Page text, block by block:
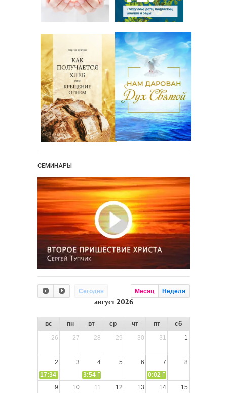
Проповедь-Видео
Семинар "Второе
Пришествие ИХ"
Семинары Для Лидеров/
Служителей
Слово Из Слова
Служение
Цитата
СЕМИНАРЫ
Сегодня Месяц Неделя
август 2026
вс пн вт ср чт пт
сб
26
27 28 29 30 31 1
2 3 4 5 6 7
8
17:34
СЛОВО из СЛОВА – «Ищите Господа, призывайте Его»
3:54 РАЗМЫШЛЕНИЕ: Дух Святой не угашайте!
0:02 РАЗМЫШЛЕНИЯ: Дух
9
10 11 12 13 14 15